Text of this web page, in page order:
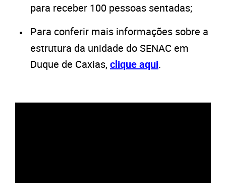
para receber 100 pessoas sentadas;
Para conferir mais informações sobre a
estrutura da unidade do SENAC em
Duque de Caxias, clique aqui.